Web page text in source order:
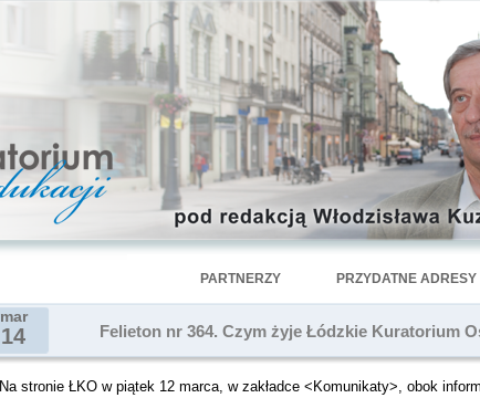
PARTNERZY PRZYDATNE ADRESY
mar
14 Felieton nr 364. Czym żyje Łódzkie Kuratorium
Na stronie ŁKO w piątek 12 marca, w zakładce <Komunikaty>, obok